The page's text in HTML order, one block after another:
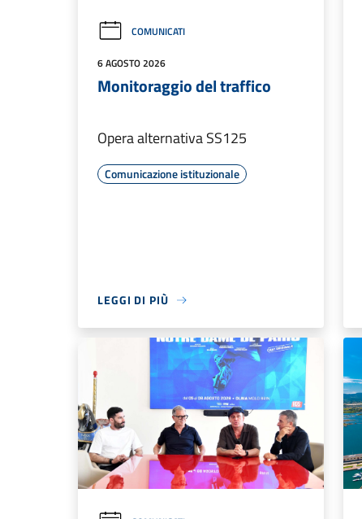
COMUNICATI
6 AGOSTO 2026
Monitoraggio del traffico
Opera alternativa SS125
Comunicazione istituzionale
LEGGI DI PIÙ